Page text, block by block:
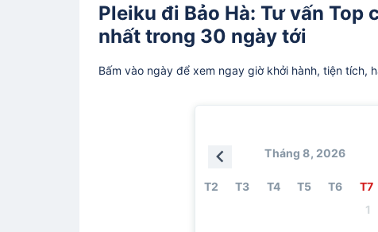
Pleiku đi Bảo Hà: Tư vấn
nhất trong 30 ngày tới
Bấm vào ngày để xem ngay giờ khởi hành, tiện tích,
Tháng 8, 2026
T2 T3 T4 T5 T6 T7
1